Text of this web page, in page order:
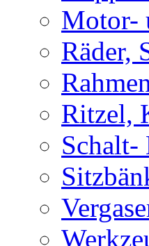
Motor-
Räder,
Ritzel,
Schalt-